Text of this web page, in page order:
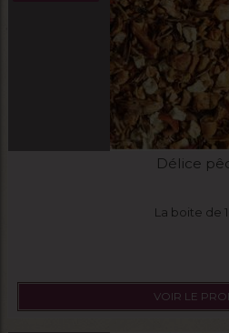
Délice
La boite de
VOIR LE